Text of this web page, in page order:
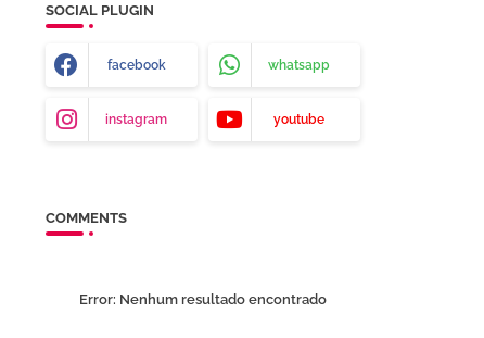
SOCIAL PLUGIN
facebook whatsapp
instagram youtube
COMMENTS
Error: Nenhum resultado encontrado